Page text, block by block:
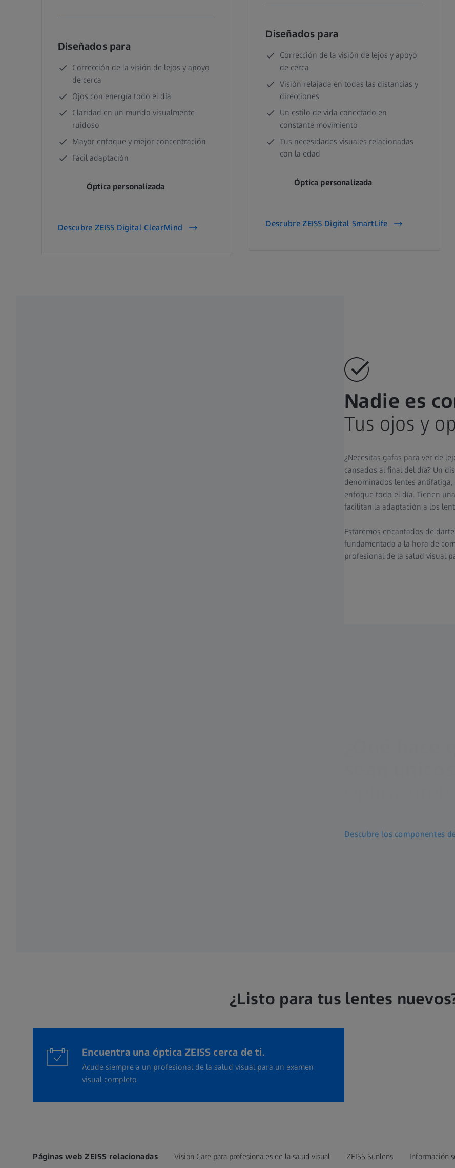
Diseñados para
Corrección de la visión de lejos y apoyo
de cerca
Ojos con energía todo el día
Claridad en un mundo visualmente
ruidoso
Mayor enfoque y mejor concentración
Fácil adaptación
Óptica personalizada
Descubre ZEISS Digital ClearMind
Diseñados para
Corrección de la visión de lejos y apoyo
de cerca
Visión relajada en todas las distancias y
direcciones
Un estilo de vida conectado en
constante movimiento
Tus necesidades visuales relacionadas
con la edad
Óptica personalizada
Descubre ZEISS Digital SmartLife
Nadie es
Tus ojos y
¿Necesitas gafas para ver de
cansados al final del día? Un
denominados lentes antifatiga,
enfoque todo el día. Tienen
facilitan la adaptación a los
Estaremos encantados de
fundamentada a la hora de
profesional de la salud visual
Descubre los componentes
¿Listo para tus lentes
Encuentra una óptica ZEISS cerca de ti.
Acude siempre a un profesional de la salud visual para un examen
visual completo
Páginas web ZEISS relacionadas Vision Care para profesionales de la salud visual ZEISS Sunlens Información